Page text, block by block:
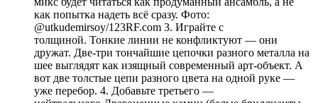
как попытка надеть всё сразу. Фото:
@utkudemirsoy/123RF.com 3. Играйте с
толщиной. Тонкие линии не конфликтуют — они
дружат. Две-три тончайшие цепочки разного металла на
шее выглядят как изящный современный арт-объект. А
вот две толстые цепи разного цвета на одной руке —
уже перебор. 4. Добавьте третьего —